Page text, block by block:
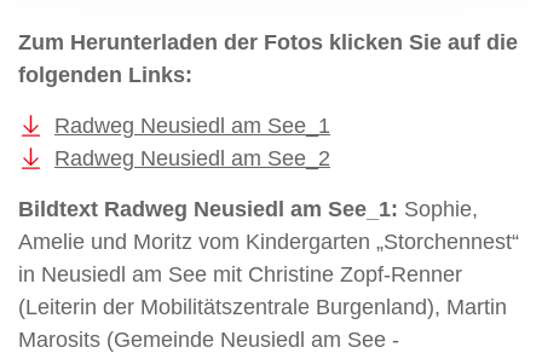
Zum Herunterladen der Fotos klicken Sie auf die
folgenden Links:
Radweg Neusiedl am See_1
Radweg Neusiedl am See_2
Bildtext Radweg Neusiedl am See_1: Sophie,
Amelie und Moritz vom Kindergarten „Storchennest“
in Neusiedl am See mit Christine Zopf-Renner
(Leiterin der Mobilitätszentrale Burgenland), Martin
Marosits (Gemeinde Neusiedl am See -